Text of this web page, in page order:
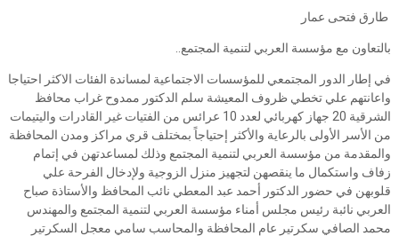
طارق فتحى عمار
بالتعاون مع مؤسسة العربي لتنمية المجتمع..
في إطار الدور المجتمعي للمؤسسات الاجتماعية لمساندة الفئات الاكثر احتياجا
واعانتهم علي تخطي ظروف المعيشة سلم الدكتور ممدوح غراب محافظ
الشرقية 20 جهاز كهربائي لعدد 10 عرائس من الفتيات غير القادرات واليتيمات
من الأسر الأولى بالرعاية والأكثر إحتياجاً بمختلف قري مراكز ومدن المحافظة
والمقدمة من مؤسسة العربي لتنمية المجتمع وذلك لمساعدتهن في إتمام
زفاف واستكمال ما ينقصهن لتجهيز منزل الزوجية ولإدخال الفرحة علي
قلوبهن في حضور الدكتور أحمد عبد المعطي نائب المحافظ والأستاذة صباح
العربي نائبة رئيس مجلس أمناء مؤسسة العربي لتنمية المجتمع والمهندس
محمد الصافي سكرتير عام المحافظة والمحاسب سامي معجل السكرتير